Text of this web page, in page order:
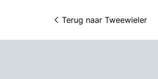
Terug naar Tweewieler